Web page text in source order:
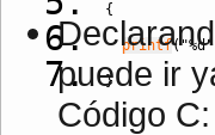
{
printf("%d"
}
puede ir
Código C: